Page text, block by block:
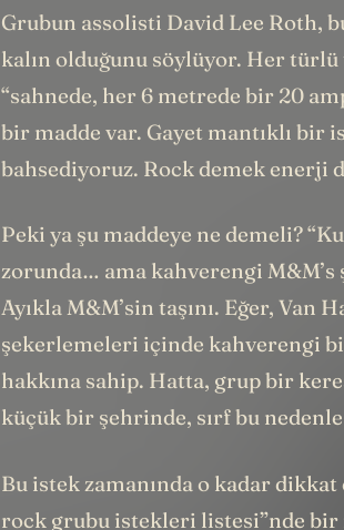
Grubun assolisti David Lee Roth,
kalın olduğunu söylüyor. Her türlü
“sahnede, her 6 metrede bir 20
bir madde var. Gayet mantıklı bir
bahsediyoruz. Rock demek enerji
Peki ya şu maddeye ne demeli?
zorunda… ama kahverengi M&M’s
Ayıkla M&M’sin taşını. Eğer, Van
şekerlemeleri içinde kahverengi
hakkına sahip. Hatta, grup bir
küçük bir şehrinde, sırf bu
Bu istek zamanında o kadar dikkat
rock grubu istekleri listesi”nde